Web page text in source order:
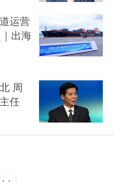
运营
出海
周
任